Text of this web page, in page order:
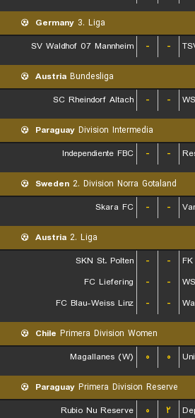
Germany 3. Liga
SV Waldhof 07 Mannheim
- -
Austria Bundesliga
SC Rheindorf Altach
- -
Paraguay Division Intermedia
Independiente FBC
- -
Sweden 2. Division Norra Gotaland
Skara FC
- -
Austria 2. Liga
SKN St. Polten
- -
FC Liefering
- -
FC Blau-Weiss Linz
- -
Chile Primera Division Women
Magallanes (W)
۰ ۰
Paraguay Primera Division Reserve
Rubio Nu Reserve
۰ ۲